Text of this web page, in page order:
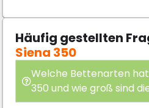
Häufig gestellten
Siena 350
Welche Bettenarten
350 und wie groß sind